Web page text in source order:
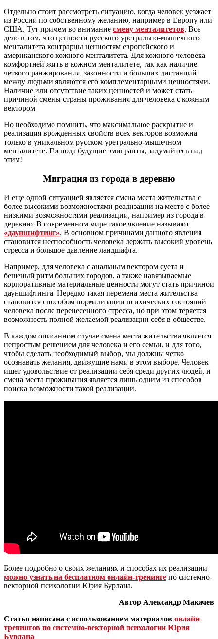
Отдельно стоит рассмотреть ситуацию, когда человек уезжает
из России по собственному желанию, например в Европу или
США. Тут примем во внимание смену менталитетов. Все
дело в том, что ценности русского уретрально-мышечного
менталитета контрарны ценностям европейского и
американского кожного менталитета. Для кожного человека
комфортней жить в кожном менталитете, так как наличие
четкого ранжирования, законности и больших дистанций
между людьми являются его комплементарными ценностями.
Наличие или отсутствие таких ценностей и может стать
причиной смены страны проживания для человека с кожным
вектором.
Но необходимо помнить, что максимальное раскрытие и
реализация врожденных свойств всех векторов возможна
только в уникальном русском уретрально-мышечном
менталитете. Господа будущие эмигранты, задумайтесь над
этим!
Миграция из города в деревню
И еще одной ситуацией является смена места жительства с
более высокими возможностями реализации на место с более
низкими возможностями реализации, например из города в
деревню. В современном мире такое явление называют
«дауншифтинг». В основном причинами данного явления
становится неспособность человека держать высокий уровень
стресса и большое давление ландшафта.
Например, для человека с анальным вектором суета и
бешеный ритм больших городов, а также навязываемые
корпоративные материальные ценности могут стать причиной
дауншифтинга. Нередко такая перемена места жительства
становится способом нормализации психических состояний
человека после перенесенного стресса, но при этом теряется
возможность полной желаемой реализации себя в обществе.
В каждом описанном случае смена места жительства является
непростым решением для человека и его семьи, и для того,
чтобы сделать необходимый выбор, мы должны четко
осознавать желания, движущие нами в этом выборе. Человек
ищет удовольствие от реализации себя среди других людей, и
смена места проживания является лишь одним из способов
поиска возможности такой реализации.
Более подробно о своих желаниях и способах их реализации
можно узнать на бесплатном онлайн-тренинге по системно-
векторной психологии Юрия Бурлана.
Автор Александр Макачев
Статья написана с использованием материалов онлайн-
тренингов по системно-векторной психологии Юрия
Бурлана